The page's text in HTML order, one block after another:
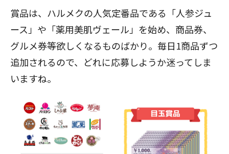
賞品は、ハルメクの人気定番品である「人参ジュ
ース」や「薬用美肌ヴェール」を始め、商品券、
グルメ券等欲しくなるものばかり。毎日1商品ずつ
追加されるので、どれに応募しようか迷ってしま
いますね。